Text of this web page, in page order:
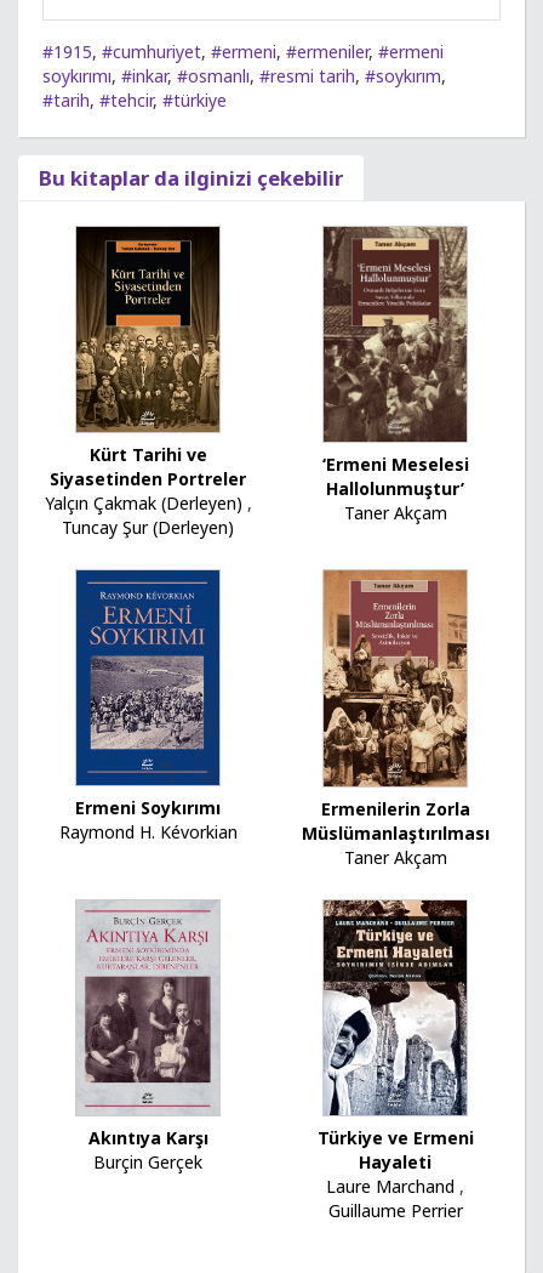
#1915, #cumhuriyet, #ermeni, #ermeniler, #ermeni
soykırımı, #inkar, #osmanlı, #resmi tarih, #soykırım,
#tarih, #tehcir, #türkiye
Bu kitaplar da ilginizi çekebilir
Kürt Tarihi ve
Siyasetinden Portreler
Yalçın Çakmak (Derleyen) ,
Tuncay Şur (Derleyen)
‘Ermeni Meselesi
Hallolunmuştur’
Taner Akçam
Ermeni Soykırımı
Raymond H. Kévorkian
Ermenilerin Zorla
Müslümanlaştırılması
Taner Akçam
Akıntıya Karşı
Burçin Gerçek
Türkiye ve Ermeni
Hayaleti
Laure Marchand ,
Guillaume Perrier